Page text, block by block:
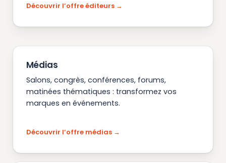
Découvrir l’offre éditeurs
Médias
Salons, congrès, conférences, forums,
matinées thématiques : transformez vos
marques en événements.
Découvrir l’offre médias